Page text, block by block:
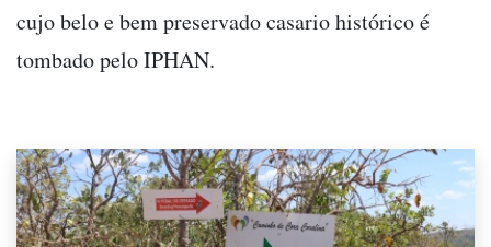
cujo belo e bem preservado casario histórico é
tombado pelo IPHAN.